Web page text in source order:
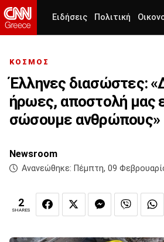
Ειδήσεις Πολιτική
ΚΟΣΜΟΣ
Έλληνες διασώστες:
ήρωες, αποστολή μας
σώσουμε ανθρώπους»
Newsroom
Ανανεώθηκε: Πέμπτη, 09
2
SHARES